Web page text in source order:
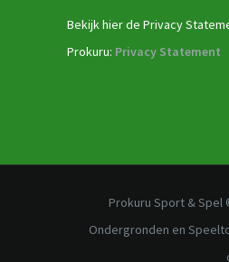
Bekijk hier de Privacy
Prokuru: Privacy Statement
Prokuru Sport &
Ondergronden en